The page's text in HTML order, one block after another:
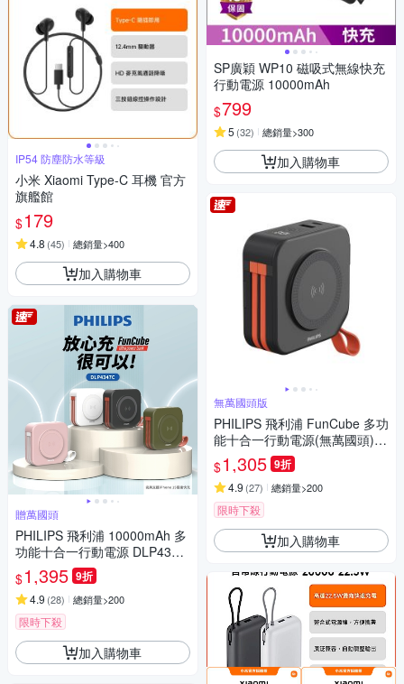
IP54 防塵防水等級
小米 Xiaomi Type-C 耳機 官方
旗艦館
$179
4.8 (45) 總銷量>400
加入購物車
贈萬國頭
PHILIPS 飛利浦 10000mAh 多
功能十合一行動電源 DLP4347
C[特殺]
$1,395 9折
4.9 (28) 總銷量>200
限時下殺
加入購物車
SP廣穎 WP10 磁吸式無線快充
行動電源 10000mAh
$799
5 (32) 總銷量>300
加入購物車
無萬國頭版
PHILIPS 飛利浦 FunCube 多功
能十合一行動電源(無萬國頭)
[特殺]
$1,305 9折
4.9 (27) 總銷量>200
限時下殺
加入購物車